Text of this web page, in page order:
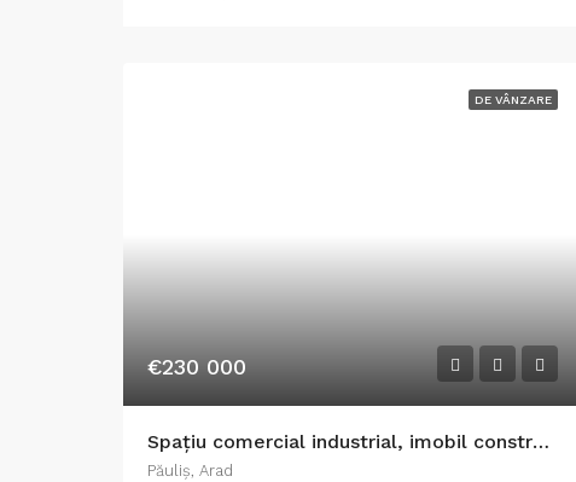
DE VÂNZARE
€230 000
Spaţiu comercial industrial, imobil construcţii cu teren de 2.300 mp.
Păuliş, Arad